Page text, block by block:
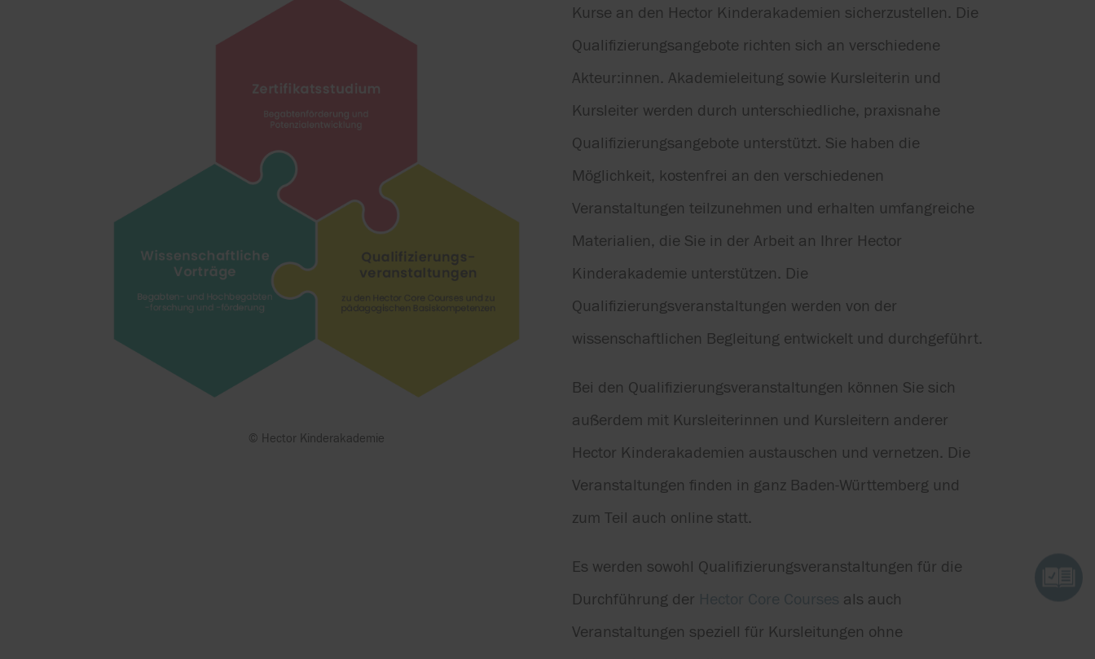
© Hector Kinderakademie
Kurse an den Hector Kinderakademien sicherzustellen. Die
Qualifizierungsangebote richten sich an verschiedene
Akteur:innen. Akademieleitung sowie Kursleiterin und
Kursleiter werden durch unterschiedliche, praxisnahe
Qualifizierungsangebote unterstützt. Sie haben die
Möglichkeit, kostenfrei an den verschiedenen
Veranstaltungen teilzunehmen und erhalten umfangreiche
Materialien, die Sie in der Arbeit an Ihrer Hector
Kinderakademie unterstützen. Die
Qualifizierungsveranstaltungen werden von der
wissenschaftlichen Begleitung entwickelt und durchgeführt.
Bei den Qualifizierungsveranstaltungen können Sie sich
außerdem mit Kursleiterinnen und Kursleitern anderer
Hector Kinderakademien austauschen und vernetzen. Die
Veranstaltungen finden in ganz Baden-Württemberg und
zum Teil auch online statt.
Es werden sowohl Qualifizierungsveranstaltungen für die
Durchführung der
als auch
Veranstaltungen speziell für Kursleitungen ohne